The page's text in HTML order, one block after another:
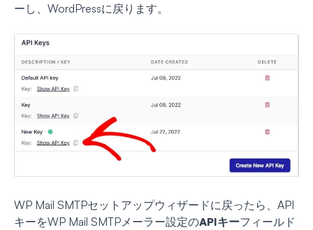
ーし、WordPressに戻ります。
WP Mail SMTPセットアップウィザードに戻ったら、API
キーをWP Mail SMTPメーラー設定のAPIキーフィールド